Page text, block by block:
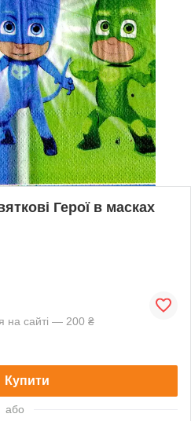
Герої в масках
на сайті — 200 ₴
Купити
або